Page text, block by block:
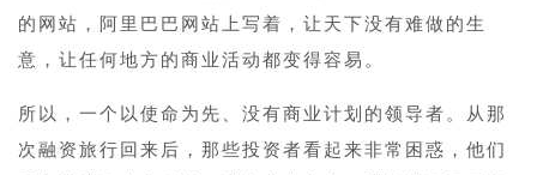
的网站，阿里巴巴网站上写着，让天下没有难做的生
意，让任何地方的商业活动都变得容易。
所以，一个以使命为先、没有商业计划的领导者。从那
次融资旅行回来后，那些投资者看起来非常困惑，他们